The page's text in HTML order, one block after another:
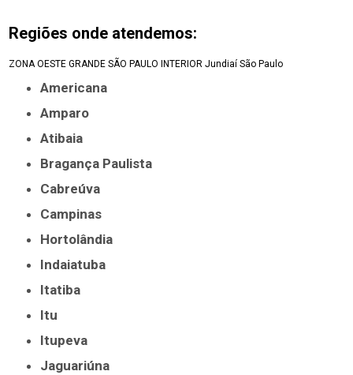
Regiões onde atendemos:
ZONA OESTE GRANDE SÃO PAULO INTERIOR Jundiaí São Paulo
Americana
Amparo
Atibaia
Bragança Paulista
Cabreúva
Campinas
Hortolândia
Indaiatuba
Itatiba
Itu
Itupeva
Jaguariúna